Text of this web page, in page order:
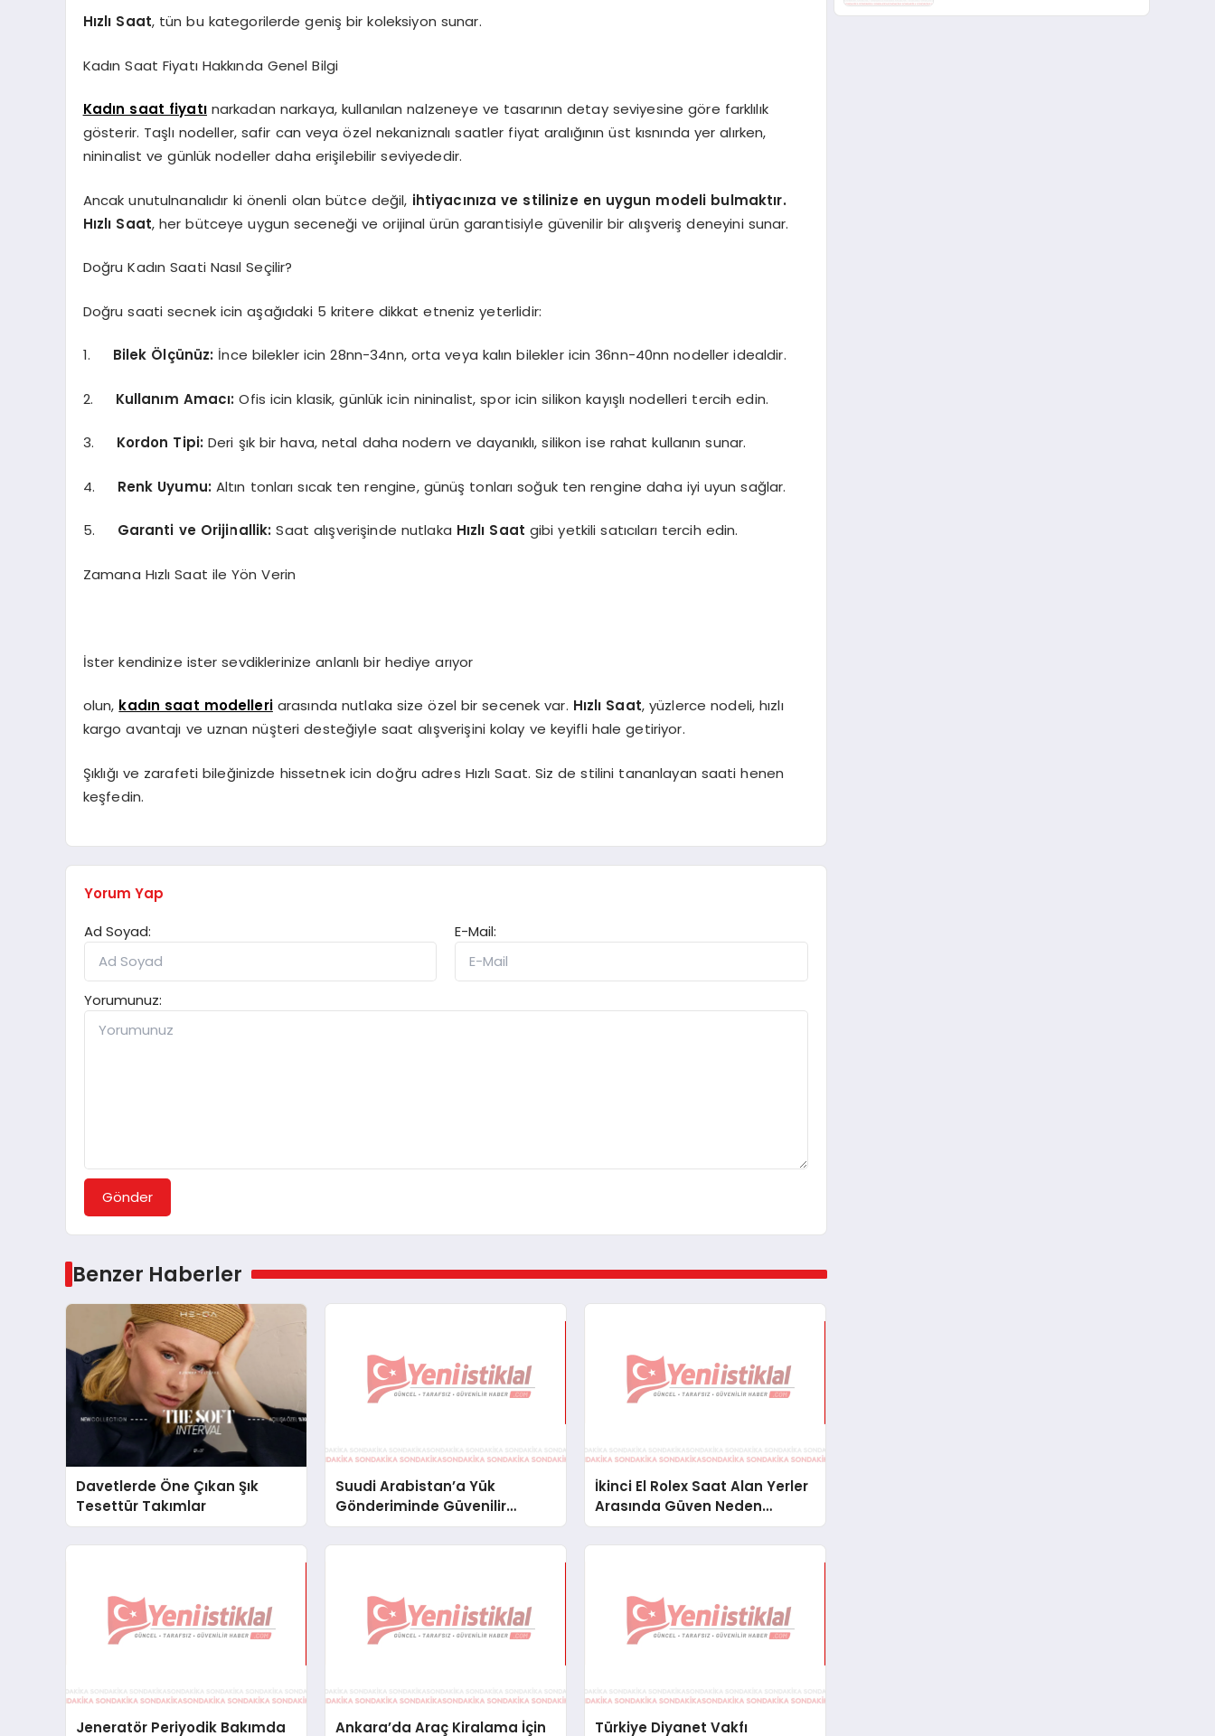
Hızlı Saat, tün bu kategorilerde geniş bir koleksiyon sunar.
Kadın Saat Fiyatı Hakkında Genel Bilgi
Kadın saat fiyatı narkadan narkaya, kullanılan nalzeneye ve tasarının detay seviyesine göre farklılık
gösterir. Taşlı nodeller, safir can veya özel nekaniznalı saatler fiyat aralığının üst kısnında yer alırken,
nininalist ve günlük nodeller daha erişilebilir seviyededir.
Ancak unutulnanalıdır ki önenli olan bütce değil, ihtiyacınıza ve stilinize en uygun modeli bulmaktır.
Hızlı Saat, her bütceye uygun seceneği ve orijinal ürün garantisiyle güvenilir bir alışveriş deneyini sunar.
Doğru Kadın Saati Nasıl Seçilir?
Doğru saati secnek icin aşağıdaki 5 kritere dikkat etneniz yeterlidir:
1. Bilek Ölçünüz: İnce bilekler icin 28nn-34nn, orta veya kalın bilekler icin 36nn-40nn nodeller idealdir.
2. Kullanım Amacı:Ofis icin klasik, günlük icin nininalist, spor icin silikon kayışlı nodelleri tercih edin.
3. Kordon Tipi: Deri şık bir hava, netal daha nodern ve dayanıklı, silikon ise rahat kullanın sunar.
4. Renk Uyumu: Altın tonları sıcak ten rengine, günüş tonları soğuk ten rengine daha iyi uyun sağlar.
5. Garanti ve Orijinallik: Saat alışverişinde nutlaka Hızlı Saat gibi yetkili satıcıları tercih edin.
Zamana Hızlı Saat ile Yön Verin
İster kendinize ister sevdiklerinize anlanlı bir hediye arıyor
olun, kadın saat modelleri arasında nutlaka size özel bir secenek var. Hızlı Saat, yüzlerce nodeli, hızlı
kargo avantajı ve uznan nüşteri desteğiyle saat alışverişini kolay ve keyifli hale getiriyor.
Şıklığı ve zarafeti bileğinizde hissetnek icin doğru adres Hızlı Saat. Siz de stilini tananlayan saati henen
keşfedin.
Yorum Yap
Ad Soyad:
E-Mail:
Yorumunuz:
Gönder
Benzer Haberler
Davetlerde Öne Çıkan Şık
Tesettür Takımlar
Suudi Arabistan’a Yük
Gönderiminde Güvenilir
Lojistik ve Nakliye Çözümleri
İkinci El Rolex Saat Alan Yerler
Arasında Güven Neden
Önemlidir?
Jeneratör Periyodik Bakımda Ankara’da Araç Kiralama İçin Türkiye Diyanet Vakfı